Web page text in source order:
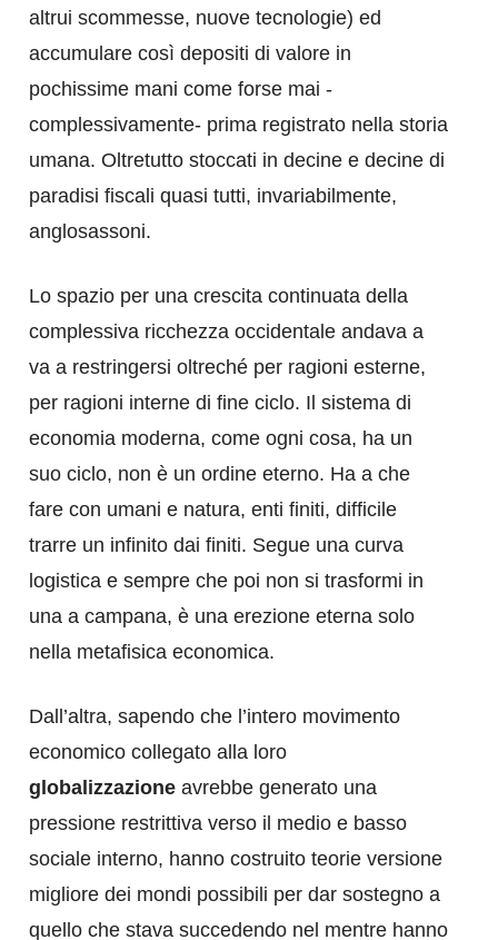
altrui scommesse, nuove tecnologie) ed
accumulare così depositi di valore in
pochissime mani come forse mai -
complessivamente- prima registrato nella storia
umana. Oltretutto stoccati in decine e decine di
paradisi fiscali quasi tutti, invariabilmente,
anglosassoni.
Lo spazio per una crescita continuata della
complessiva ricchezza occidentale andava a
va a restringersi oltreché per ragioni esterne,
per ragioni interne di fine ciclo. Il sistema di
economia moderna, come ogni cosa, ha un
suo ciclo, non è un ordine eterno. Ha a che
fare con umani e natura, enti finiti, difficile
trarre un infinito dai finiti. Segue una curva
logistica e sempre che poi non si trasformi in
una a campana, è una erezione eterna solo
nella metafisica economica.
Dall’altra, sapendo che l’intero movimento
economico collegato alla loro
globalizzazione avrebbe generato una
pressione restrittiva verso il medio e basso
sociale interno, hanno costruito teorie versione
migliore dei mondi possibili per dar sostegno a
quello che stava succedendo nel mentre hanno